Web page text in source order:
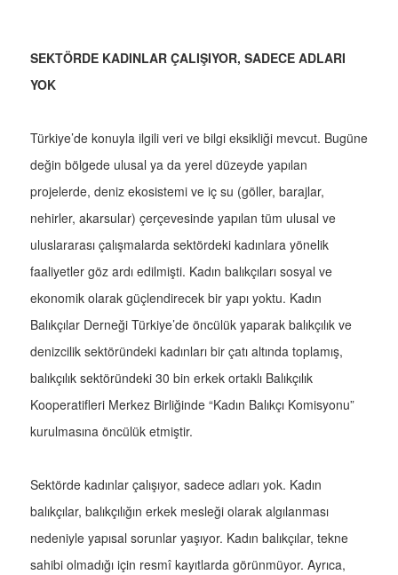
SEKTÖRDE KADINLAR ÇALIŞIYOR, SADECE ADLARI
YOK
Türkiye’de konuyla ilgili veri ve bilgi eksikliği mevcut. Bugüne
değin bölgede ulusal ya da yerel düzeyde yapılan
projelerde, deniz ekosistemi ve iç su (göller, barajlar,
nehirler, akarsular) çerçevesinde yapılan tüm ulusal ve
uluslararası çalışmalarda sektördeki kadınlara yönelik
faaliyetler göz ardı edilmişti. Kadın balıkçıları sosyal ve
ekonomik olarak güçlendirecek bir yapı yoktu. Kadın
Balıkçılar Derneği Türkiye’de öncülük yaparak balıkçılık ve
denizcilik sektöründeki kadınları bir çatı altında toplamış,
balıkçılık sektöründeki 30 bin erkek ortaklı Balıkçılık
Kooperatifleri Merkez Birliğinde “Kadın Balıkçı Komisyonu”
kurulmasına öncülük etmiştir.
Sektörde kadınlar çalışıyor, sadece adları yok. Kadın
balıkçılar, balıkçılığın erkek mesleği olarak algılanması
nedeniyle yapısal sorunlar yaşıyor. Kadın balıkçılar, tekne
sahibi olmadığı için resmî kayıtlarda görünmüyor. Ayrıca,